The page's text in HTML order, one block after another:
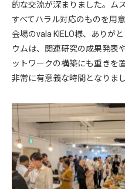
的な交流が深まりました。ム
すべてハラル対応のものを用
会場のvala KIELO様、ありが
ウムは、関連研究の成果発表
ットワークの構築にも重きを
非常に有意義な時間となりまし